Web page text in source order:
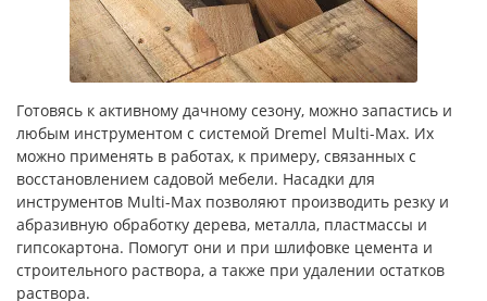
Готовясь к активному дачному сезону, можно запастись и
любым инструментом с системой Dremel Multi-Max. Их
можно применять в работах, к примеру, связанных с
восстановлением садовой мебели. Насадки для
инструментов Multi-Max позволяют производить резку и
абразивную обработку дерева, металла, пластмассы и
гипсокартона. Помогут они и при шлифовке цемента и
строительного раствора, а также при удалении остатков
раствора.